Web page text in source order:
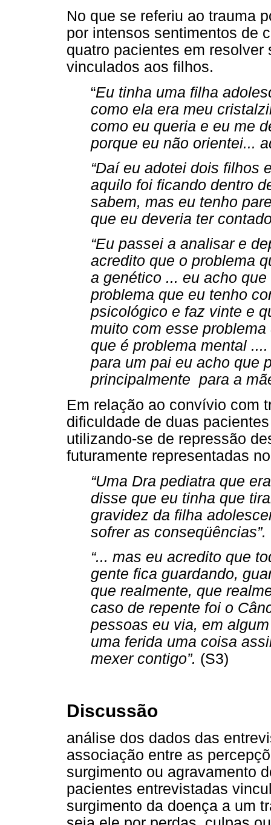
No que se referiu ao trauma
por intensos sentimentos de
quatro pacientes em
vinculados aos filhos.
“Eu tinha uma filha
como ela era meu
como eu queria e eu me
porque eu não orientei...
“Daí eu adotei dois filhos
aquilo foi ficando dentro
sabem, mas eu tenho
que eu deveria ter
“Eu passei a analisar e
acredito que o problema
a genético ... eu acho
problema que eu tenho
psicológico e faz vinte e
muito com esse
que é problema mental
para um pai eu acho que
principalmente para a
Em relação ao convívio com
dificuldade de duas
utilizando-se de repressão
futuramente representadas
“Uma Dra pediatra que
disse que eu tinha que
gravidez da filha
sofrer as conseqüências”.
“... mas eu acredito que
gente fica guardando,
que realmente, que
caso de repente foi o
pessoas eu via, em
uma ferida uma coisa
mexer contigo”. (S3)
Discussão
análise dos dados das
associação entre as
surgimento ou agravamento
pacientes entrevistadas
surgimento da doença a um